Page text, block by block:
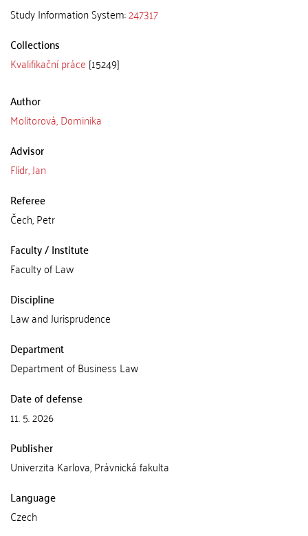
Study Information System:247317
Collections
Kvalifikační práce [15249]
Author
Molitorová, Dominika
Advisor
Flídr, Jan
Referee
Čech, Petr
Faculty / Institute
Faculty of Law
Discipline
Law and Jurisprudence
Department
Department of Business Law
Date of defense
11. 5. 2026
Publisher
Univerzita Karlova, Právnická fakulta
Language
Czech